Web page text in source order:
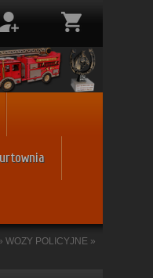
WOZY POLICYJNE »